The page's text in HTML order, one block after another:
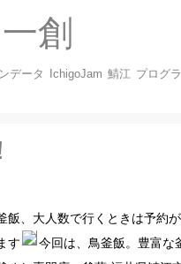
創
データ IchigoJam 鯖江 プログ
飯、大人数で行くときは予約
す
今回は、鳥釜飯。豊富な